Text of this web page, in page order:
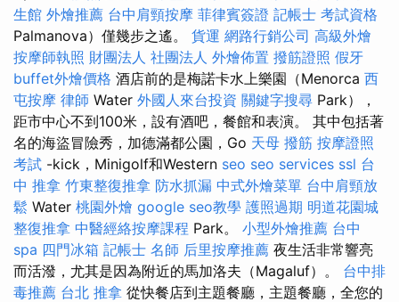
生館 外燴推薦 台中肩頸按摩 菲律賓簽證 記帳士 考試資格
Palmanova）僅幾步之遙。 貨運 網路行銷公司 高級外燴
按摩師執照 財團法人 社團法人 外燴佈置 撥筋證照 假牙
buffet外燴價格 酒店前的是梅諾卡水上樂園（Menorca 西
屯按摩 律師 Water 外國人來台投資 關鍵字搜尋 Park），
距市中心不到100米，設有酒吧，餐館和表演。 其中包括著
名的海盜冒險秀，加德滿都公園，Go 天母 撥筋 按摩證照
考試 -kick，Minigolf和Western seo seo services ssl 台
中 推拿 竹東整復推拿 防水抓漏 中式外燴菜單 台中肩頸放
鬆 Water 桃園外燴 google seo教學 護照過期 明道花園城
整復推拿 中醫經絡按摩課程 Park。 小型外燴推薦 台中
spa 四門冰箱 記帳士 名師 后里按摩推薦 夜生活非常響亮
而活潑，尤其是因為附近的馬加洛夫（Magaluf）。 台中排
毒推薦 台北 推拿 從快餐店到主題餐廳，主題餐廳，全您的